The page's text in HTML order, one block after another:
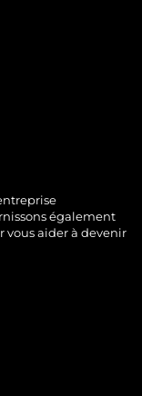
également
vous aider à devenir